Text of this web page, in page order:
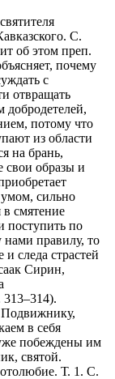
С.
об этом преп.
почему
с
отвращать
добродетелей,
потому что
из области
на брань,
свои образы и
сильно
смятение
по
нами правилу, то
и следа страстей
Сирин,
в себя
побеждены им
святой.
Т. 1. С.